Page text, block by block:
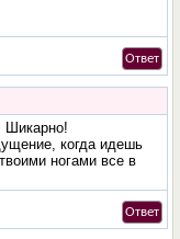
Ответ
Шикарно!
когда идешь
ногами все в
Ответ